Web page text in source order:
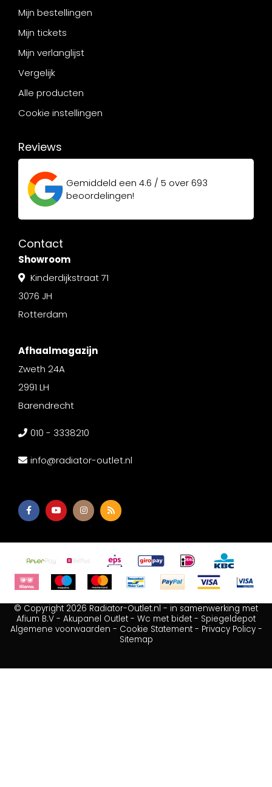
Mijn bestellingen
Mijn tickets
Mijn verlanglijst
Vergelijk
Alle producten
Cookie instellingen
Reviews
Gemiddeld een 4.6 / 5 over693
beoordelingen!
Contact
Showroom
Kinderdijkstraat 71
3076 JH
Rotterdam
Afhaalmagazijn
Zweth 24A
2991 LH
Barendrecht
010 - 3338210
info@radiator-outlet.nl
© Copyright 2026 Radiator-Outlet.nl - in samenwerking met
Afium B.V - Akupanel Outlet - Wc met bidet - Spiegeldepot
Algemene voorwaarden - Cookie Statement- Privacy Policy-
Sitemap